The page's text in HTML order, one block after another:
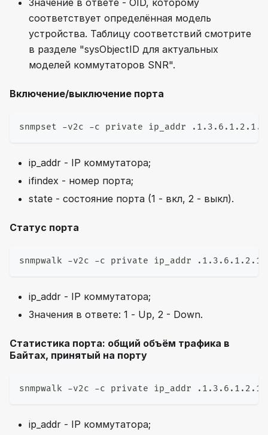
соответствует определённая модель
устройства. Таблицу соответствий смотрите
в разделе "sysObjectID для актуальных
моделей коммутаторов SNR".
Включение/выключение порта
snmpset -v2c -c private ip_addr
ip_addr - IP коммутатора;
ifindex - номер порта;
state - состояние порта (1 - вкл, 2 - выкл).
Статус порта
snmpwalk -v2c -c private ip_addr
ip_addr - IP коммутатора;
Значения в ответе: 1 - Up, 2 - Down.
Статистика порта: общий объём трафика в
Байтах, принятый на порту
snmpwalk -v2c -c private ip_addr
ip_addr - IP коммутатора;